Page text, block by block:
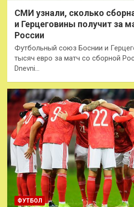
СМИ узнали, сколько
и Герцеговины получит за
России
Футбольный союз Боснии и
тысяч евро за матч со сборной
Dnevni…
ФУТБОЛ